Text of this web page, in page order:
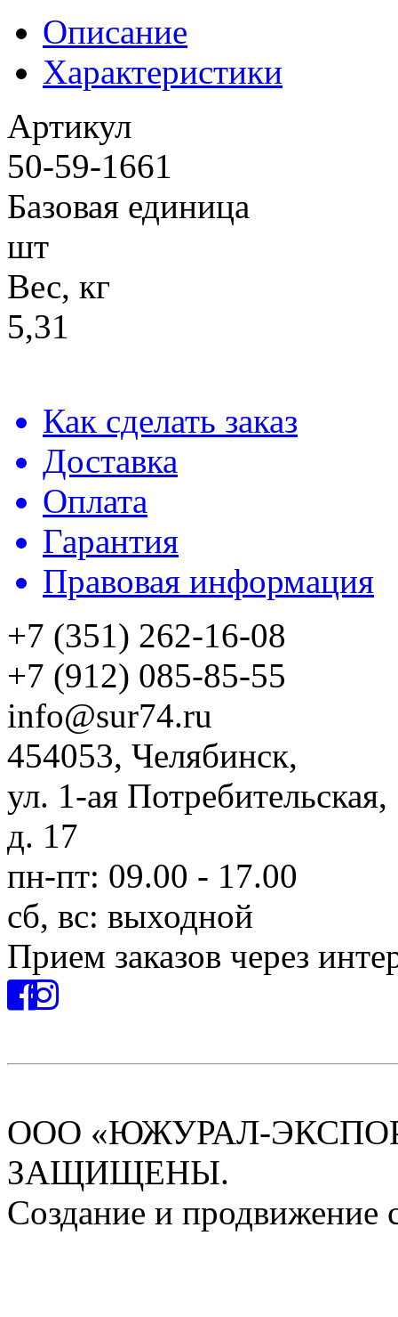
Описание
Характеристики
Артикул
50-59-1661
Базовая единица
шт
Вес, кг
5,31
Как сделать заказ
Доставка
Оплата
Гарантия
Правовая информация
+7 (351) 262-16-08
+7 (912) 085-85-55
info@sur74.ru
454053, Челябинск,
ул. 1-ая Потребительская,
д. 17
пн-пт: 09.00 - 17.00
сб, вс: выходной
Прием заказов через
ООО «ЮЖУРАЛ-
ЗАЩИЩЕНЫ.
Создание и продвижение